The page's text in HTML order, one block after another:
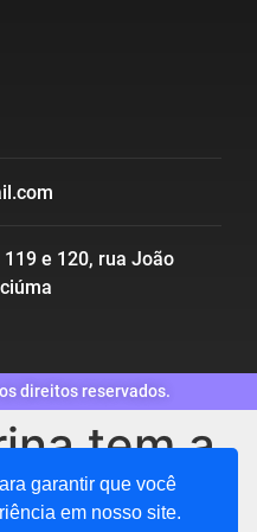
e 120, rua João
direitos reservados.
tem a
garantir que você
em nosso site.